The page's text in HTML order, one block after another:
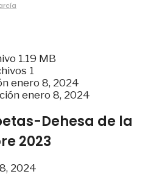
1.19 MB
1
enero 8, 2024
enero 8, 2024
Dehesa de la
2023
2024